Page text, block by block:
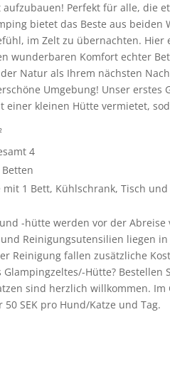
aufzubauen! Perfekt für alle, die
bietet das Beste aus beiden
im Zelt zu übernachten. Hier
wunderbaren Komfort echter
Natur als Ihrem nächsten
Umgebung! Unser erstes
einer kleinen Hütte vermietet,
4
1 Bett, Kühlschrank, Tisch und
-hütte werden vor der Abreise
Reinigungsutensilien liegen
Reinigung fallen zusätzliche
Glampingzeltes/-Hütte? Bestellen
sind herzlich willkommen.
SEK pro Hund/Katze und Tag.